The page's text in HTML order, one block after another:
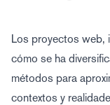
Los proyectos web,
cómo se ha
métodos para
contextos y